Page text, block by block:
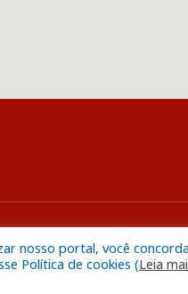
nosso portal, você
Política de cookies (Leia